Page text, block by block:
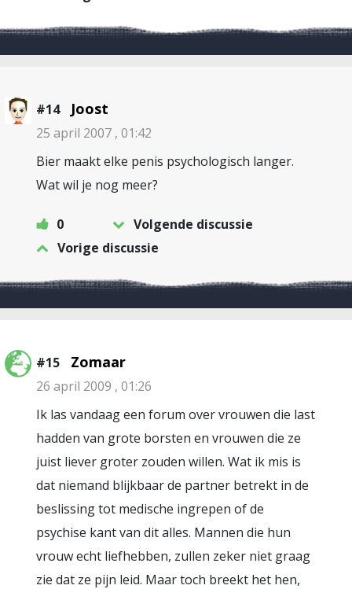
#14 Joost
25 april 2007 , 01:42
Bier maakt elke penis psychologisch langer.
Wat wil je nog meer?
0
Volgende discussie
Vorige discussie
#15 Zomaar
26 april 2009 , 01:26
Ik las vandaag een forum over vrouwen die last
hadden van grote borsten en vrouwen die ze
juist liever groter zouden willen. Wat ik mis is
dat niemand blijkbaar de partner betrekt in de
beslissing tot medische ingrepen of de
psychise kant van dit alles. Mannen die hun
vrouw echt liefhebben, zullen zeker niet graag
zie dat ze pijn leid. Maar toch breekt het hen,